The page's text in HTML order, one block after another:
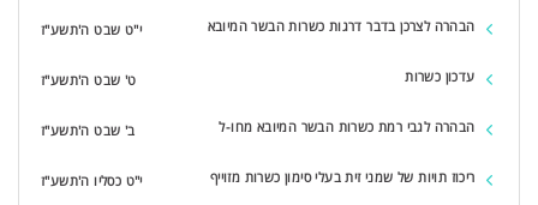
י"ט שבט ה'תשע"ז הבהרה לצרכן בדבר דרגות כשרות הבשר המיובא
ט' שבט ה'תשע"ז עדכון כשרות
ב' שבט ה'תשע"ז הבהרה לגבי רמת כשרות הבשר המיובא מחו-ל
י"ט כסליו ה'תשע"ז ריכוז תויות של שמני זית בעלי סימון כשרות מזוייף